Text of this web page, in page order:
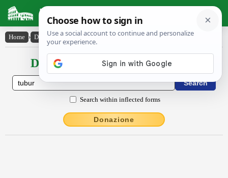
Latin Dictionary
Home › Declensions / Conjugations › tŭbŭr
Declensions / Conjugations latin
Search within inflected forms
Donazione